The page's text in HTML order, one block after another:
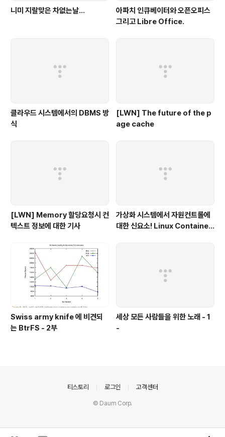
니미 지랄맞은 차없는날...
아파치 인큐베이터와 오픈오피스
그리고 Libre Office.
클라우드 시스템에서의 DBMS 방
식
[LWN] The future of the p
age cache
[LWN] Memory 할당요청시 컨
텍스트 정보에 대한 기사
가상화 시스템에서 자원컨트롤에
대한 신요소! Linux Container
Swiss army knife 에 비견되
는 BtrFS - 2부
세상 모든 사람들을 위한 노래 - 1
-
티스토리 로그인 고객센터
© Daum Corp.